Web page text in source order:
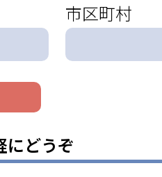
市区町村
にどうぞ